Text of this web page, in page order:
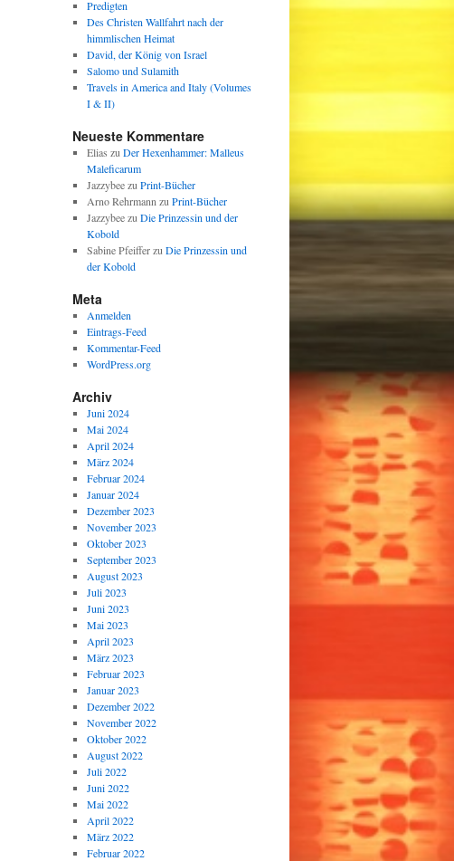
Predigten
Des Christen Wallfahrt nach der
himmlischen Heimat
David, der König von Israel
Salomo und Sulamith
Travels in America and Italy (Volumes
I & II)
Neueste Kommentare
Elias zu Der Hexenhammer: Malleus
Maleficarum
Jazzybeezu Print-Bücher
Arno Rehrmann zu Print-Bücher
Jazzybeezu Die Prinzessin und der
Kobold
Sabine Pfeifferzu Die Prinzessin und
der Kobold
Meta
Anmelden
Eintrags-Feed
Kommentar-Feed
WordPress.org
Archiv
Juni 2024
Mai 2024
April 2024
März 2024
Februar 2024
Januar 2024
Dezember 2023
November 2023
Oktober 2023
September 2023
August 2023
Juli 2023
Juni 2023
Mai 2023
April 2023
März 2023
Februar 2023
Januar 2023
Dezember 2022
November 2022
Oktober 2022
August 2022
Juli 2022
Juni 2022
Mai 2022
April 2022
März 2022
Februar 2022